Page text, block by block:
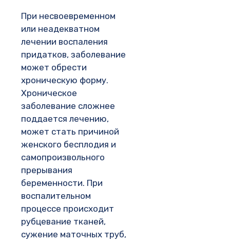
При несвоевременном
или неадекватном
лечении воспаления
придатков, заболевание
может обрести
хроническую форму.
Хроническое
заболевание сложнее
поддается лечению,
может стать причиной
женского бесплодия и
самопроизвольного
прерывания
беременности. При
воспалительном
процессе происходит
рубцевание тканей,
сужение маточных труб,